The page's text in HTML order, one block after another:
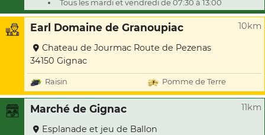
Tous les mardi et vendredi de 07:30 à 13:00
Earl Domaine de Granoupiac 10km
Chateau de Jourmac Route de Pezenas
34150 Gignac
Raisin Pomme de Terre
Marché de Gignac 11km
Esplanade et jeu de Ballon